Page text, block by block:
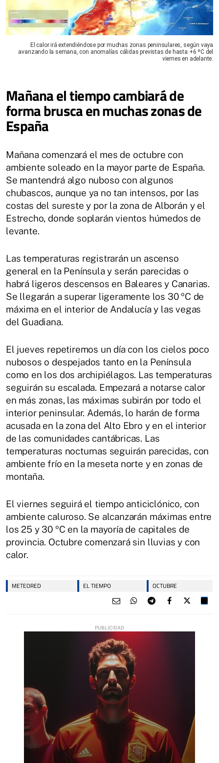
El calor irá extendiéndose por muchas zonas peninsulares, según vaya
avanzando la semana, con anomalías cálidas previstas de hasta +6 ºC del
viernes en adelante.
Mañana el tiempo cambiará de
forma brusca en muchas zonas de
España
Mañana comenzará el mes de octubre con
ambiente soleado en la mayor parte de España.
Se mantendrá algo nuboso con algunos
chubascos, aunque ya no tan intensos, por las
costas del sureste y por la zona de Alborán y el
Estrecho, donde soplarán vientos húmedos de
levante.
Las temperaturas registrarán un ascenso
general en la Península y serán parecidas o
habrá ligeros descensos en Baleares y Canarias.
Se llegarán a superar ligeramente los 30 ºC de
máxima en el interior de Andalucía y las vegas
del Guadiana.
El jueves repetiremos un día con los cielos poco
nubosos o despejados tanto en la Península
como en los dos archipiélagos. Las temperaturas
seguirán su escalada. Empezará a notarse calor
en más zonas, las máximas subirán por todo el
interior peninsular. Además, lo harán de forma
acusada en la zona del Alto Ebro y en el interior
de las comunidades cantábricas. Las
temperaturas nocturnas seguirán parecidas, con
ambiente frío en la meseta norte y en zonas de
montaña.
El viernes seguirá el tiempo anticiclónico, con
ambiente caluroso. Se alcanzarán máximas entre
los 25 y 30 ºC en la mayoría de capitales de
provincia. Octubre comenzará sin lluvias y con
calor.
METEORED EL TIEMPO OCTUBRE